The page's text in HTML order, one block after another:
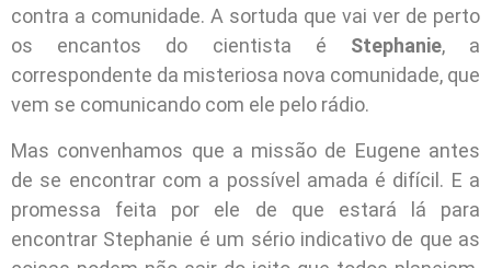
contra a comunidade. A sortuda que vai ver de perto
os encantos do cientista é Stephanie, a
correspondente da misteriosa nova comunidade, que
vem se comunicando com ele pelo rádio.
Mas convenhamos que a missão de Eugene antes
de se encontrar com a possível amada é difícil. E a
promessa feita por ele de que estará lá para
encontrar Stephanie é um sério indicativo de que as